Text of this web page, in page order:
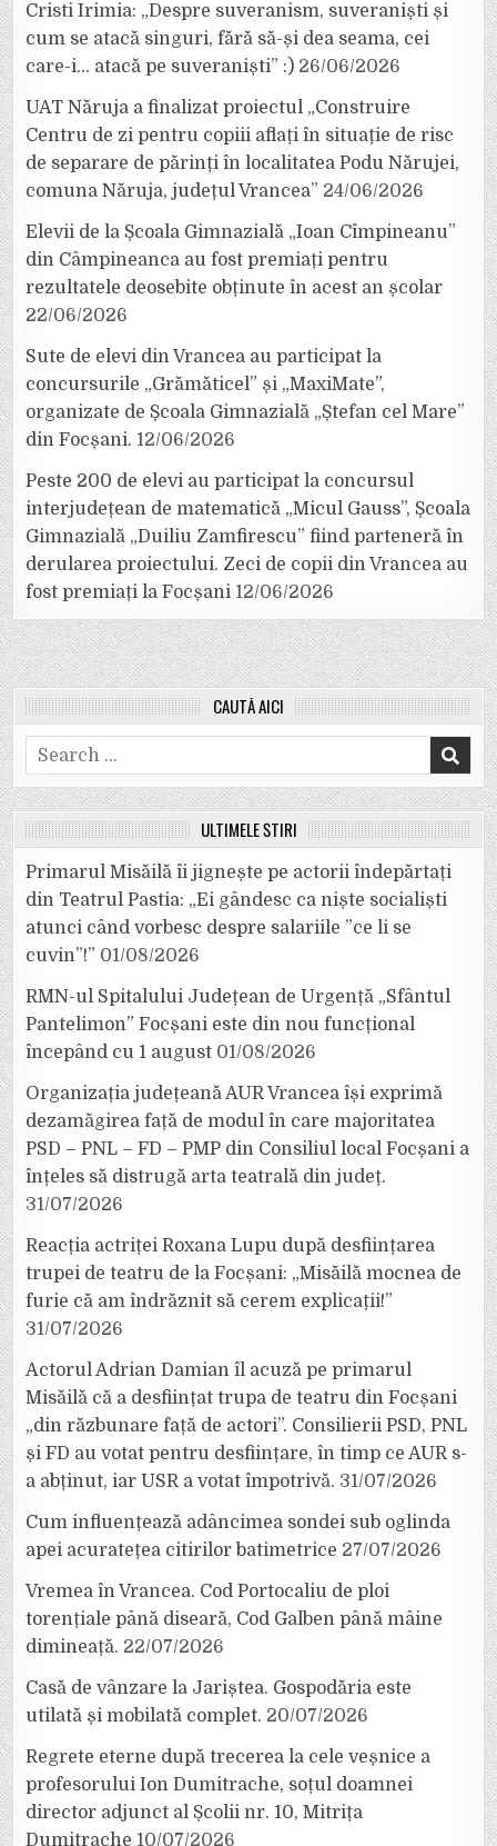
Cristi Irimia: „Despre suveranism, suveraniști și
cum se atacă singuri, fără să-și dea seama, cei
care-i… atacă pe suveraniști” :) 26/06/2026
UAT Năruja a finalizat proiectul „Construire
Centru de zi pentru copiii aflați în situație de risc
de separare de părinți în localitatea Podu Nărujei,
comuna Năruja, județul Vrancea” 24/06/2026
Elevii de la Școala Gimnazială „Ioan Cîmpineanu”
din Câmpineanca au fost premiați pentru
rezultatele deosebite obținute în acest an școlar
22/06/2026
Sute de elevi din Vrancea au participat la
concursurile „Grămăticel” și „MaxiMate”,
organizate de Școala Gimnazială „Ștefan cel Mare”
din Focșani. 12/06/2026
Peste 200 de elevi au participat la concursul
interjudețean de matematică „Micul Gauss”, Școala
Gimnazială „Duiliu Zamfirescu” fiind parteneră în
derularea proiectului. Zeci de copii din Vrancea au
fost premiați la Focșani 12/06/2026
CAUTĂ AICI
Search
for:
ULTIMELE ȘTIRI
Primarul Misăilă îi jignește pe actorii îndepărtați
din Teatrul Pastia: „Ei gândesc ca niște socialiști
atunci când vorbesc despre salariile ”ce li se
cuvin”!” 01/08/2026
RMN-ul Spitalului Județean de Urgență „Sfântul
Pantelimon” Focșani este din nou funcțional
începând cu 1 august 01/08/2026
Organizația județeană AUR Vrancea își exprimă
dezamăgirea față de modul în care majoritatea
PSD – PNL – FD – PMP din Consiliul local Focșani a
înțeles să distrugă arta teatrală din județ.
31/07/2026
Reacția actriței Roxana Lupu după desființarea
trupei de teatru de la Focșani: „Misăilă mocnea de
furie că am îndrăznit să cerem explicații!”
31/07/2026
Actorul Adrian Damian îl acuză pe primarul
Misăilă că a desființat trupa de teatru din Focșani
„din răzbunare față de actori”. Consilierii PSD, PNL
și FD au votat pentru desființare, în timp ce AUR s-
a abținut, iar USR a votat împotrivă. 31/07/2026
Cum influențează adâncimea sondei sub oglinda
apei acuratețea citirilor batimetrice 27/07/2026
Vremea în Vrancea. Cod Portocaliu de ploi
torențiale până diseară, Cod Galben până mâine
dimineață. 22/07/2026
Casă de vânzare la Jariștea. Gospodăria este
utilată și mobilată complet. 20/07/2026
Regrete eterne după trecerea la cele veșnice a
profesorului Ion Dumitrache, soțul doamnei
director adjunct al Școlii nr. 10, Mitrița
Dumitrache 10/07/2026